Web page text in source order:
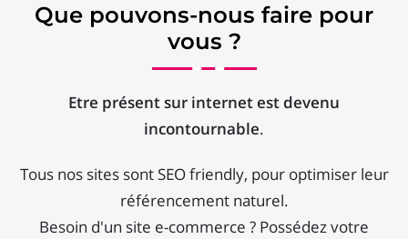
Que pouvons-nous faire pour
vous ?
Etre présent sur internet est devenu
incontournable.
Tous nos sites sont SEO friendly, pour optimiser leur
référencement naturel.
Besoin d'un site e-commerce ? Possédez votre